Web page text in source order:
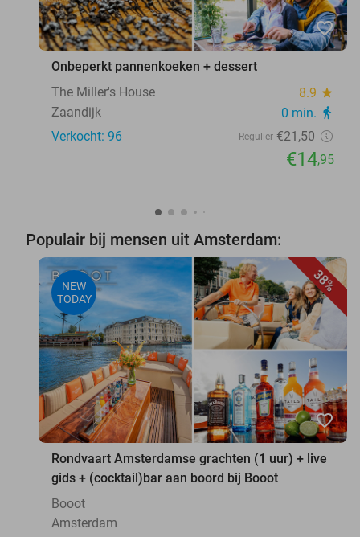
favorite_border
Onbeperkt pannenkoeken + dessert
The Miller's House
8.9 star
Zaandijk 0 min. directions_walk
Verkocht: 96 Regulier €21,50
€14,95
Populair bij mensen uit Amsterdam:
38%
NEW
TODAY
favorite_border
Rondvaart Amsterdamse grachten (1 uur) + live
gids + (cocktail)bar aan boord bij Booot
Booot
Amsterdam